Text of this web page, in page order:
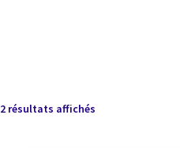
2 résultats affichésTrié